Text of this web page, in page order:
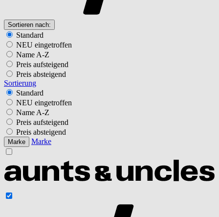
Sortieren nach:
Standard
NEU eingetroffen
Name A-Z
Preis aufsteigend
Preis absteigend
Sortierung
Standard
NEU eingetroffen
Name A-Z
Preis aufsteigend
Preis absteigend
Marke Marke